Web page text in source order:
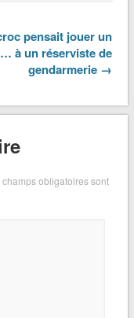
pensait jouer un
à un réserviste de
gendarmerie →
champs obligatoires sont